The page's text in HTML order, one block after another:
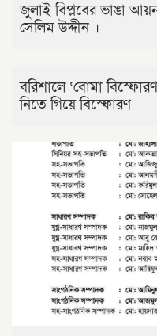
জুলাই বিপ্লবের ভাঙা
সেলিম উদ্দীন ।
বরিশালে ‘বোমা
নিতে গিয়ে বিস্ফোরণ